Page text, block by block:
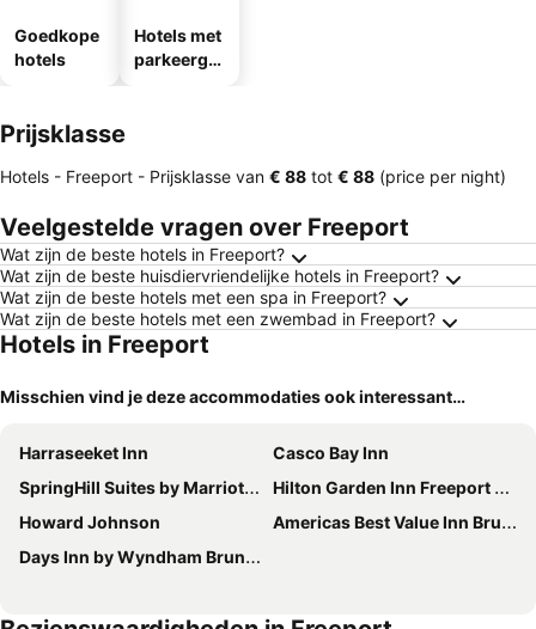
Goedkope
hotels
Hotels met
parkeergel
Prijsklasse
Hotels - Freeport - Prijsklasse van ‎€ 88 tot ‎€ 88 (price per night)
Veelgestelde vragen over Freeport
Wat zijn de beste hotels in Freeport?
Wat zijn de beste huisdiervriendelijke hotels in Freeport?
Wat zijn de beste hotels met een spa in Freeport?
Wat zijn de beste hotels met een zwembad in Freeport?
Hotels in Freeport
Misschien vind je deze accommodaties ook interessant…
Harraseeket Inn
Casco Bay Inn
SpringHill Suites by Marriott Freeport Brunswick
Hilton Garden Inn Freeport Downtown
Howard Johnson
Americas Best Value Inn Brunswick
Days Inn by Wyndham Brunswick Bath Area